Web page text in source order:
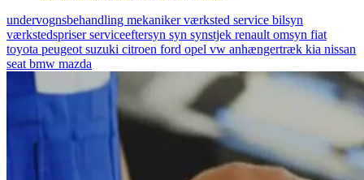
undervognsbehandling mekanikerværksted service bilsyn
værkstedspriserserviceeftersyn syn synstjek renault omsyn fiat
toyota peugeot suzuki citroen ford opel vw anhængertræk kia nissan
seat bmw mazda